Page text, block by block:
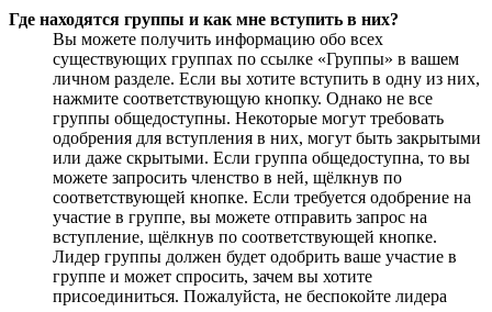
Где находятся группы и как мне вступить в них?
Вы можете получить информацию обо всех
существующих группах по ссылке «Группы» в вашем
личном разделе. Если вы хотите вступить в одну из них,
нажмите соответствующую кнопку. Однако не все
группы общедоступны. Некоторые могут требовать
одобрения для вступления в них, могут быть закрытыми
или даже скрытыми. Если группа общедоступна, то вы
можете запросить членство в ней, щёлкнув по
соответствующей кнопке. Если требуется одобрение на
участие в группе, вы можете отправить запрос на
вступление, щёлкнув по соответствующей кнопке.
Лидер группы должен будет одобрить ваше участие в
группе и может спросить, зачем вы хотите
присоединиться. Пожалуйста, не беспокойте лидера